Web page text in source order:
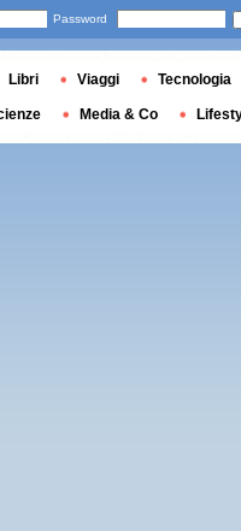
Password
Libri Viaggi Tecnologia
Media & Co